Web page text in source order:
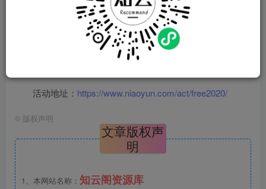
每天十点开始每日限量5000台，最高可0撸半年，配置
越高时间越少，大家看需求来撸！
活动地址： https://www.niaoyun.com/act/free2020/
© 版权声明
文章版权声
明
1、本网站名称： 知云阁资源库